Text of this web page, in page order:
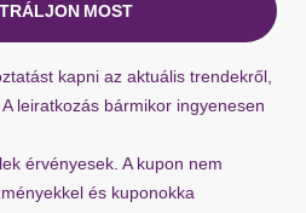
MOST
kapni az aktuális trendekről,
leiratkozás bármikor ingyenesen
érvényesek. A kupon nem
és kuponokka